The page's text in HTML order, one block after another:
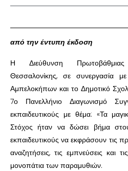
από την έντυπη έκδοση
Η Διεύθυνση
Θεσσαλονίκης, σε συνεργασία
Αμπελοκήπων και το Δημοτικό
7ο Πανελλήνιο Διαγωνισμό
εκπαιδευτικούς με θέμα: «Τα
Στόχος ήταν να δώσει βήμα
εκπαιδευτικούς να εκφράσουν τις
αναζητήσεις, τις εμπνεύσεις και
μονοπάτια των παραμυθιών.